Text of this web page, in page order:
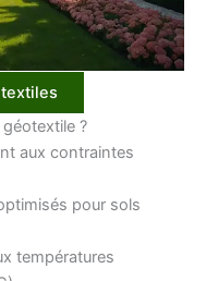
?
aux contraintes
pour sols
températures